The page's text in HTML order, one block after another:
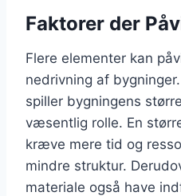
Faktorer der
Flere elementer kan
nedrivning af
spiller bygningens
væsentlig rolle. En
kræve mere tid og
mindre struktur.
materiale også have